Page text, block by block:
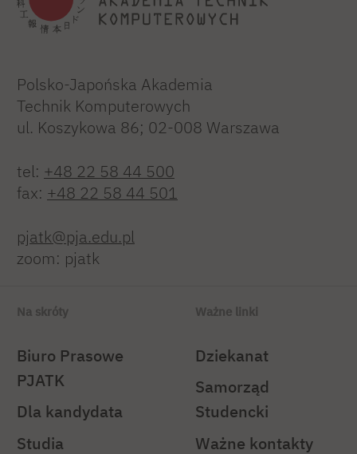
Polsko-Japońska Akademia
Technik Komputerowych
ul. Koszykowa 86; 02-008 Warszawa
tel: +48 22 58 44 500
fax: +48 22 58 44 501
pjatk@pja.edu.pl
zoom: pjatk
Na skróty
Biuro Prasowe
PJATK
Dla kandydata
Studia
Ważne linki
Dziekanat
Samorząd
Studencki
Ważne kontakty